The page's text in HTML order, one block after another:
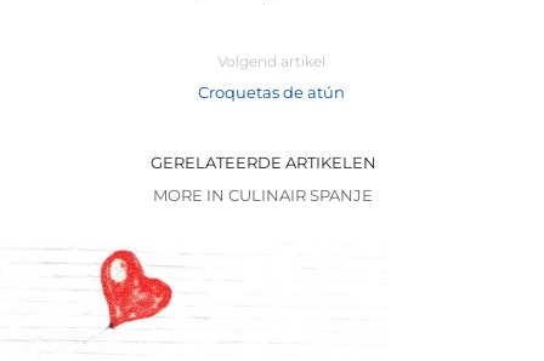
Volgend artikel
Croquetas de atún
GERELATEERDE ARTIKELEN
MORE IN CULINAIR SPANJE